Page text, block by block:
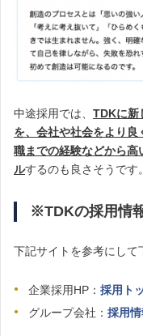
中途採用では、 TDKに新
を、会社や社会をより
職までの経験などから
ルするのも良さそうです。
※TDKの採用情
下記サイトを参考にして
企業採用HP： 採用ト
グループ会社： 採用情